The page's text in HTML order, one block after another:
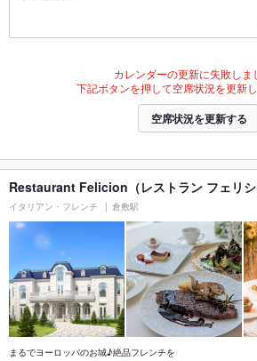
カレンダーの更新に失敗しま
下記ボタンを押して空席状況を更新し
空席状況を更新する
Restaurant Felicion（レストラン フェリシ
イタリアン・フレンチ 倉敷駅
まるでヨーロッパのお城♪絶品フレンチを